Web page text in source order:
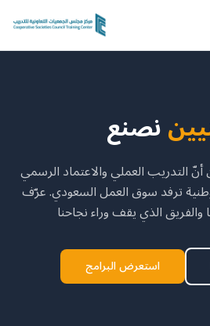
نصنع
أنّ التدريب العملي والاعتماد الرسمي
ترفد سوق العمل السعودي. عرّف
استعرض البرامج